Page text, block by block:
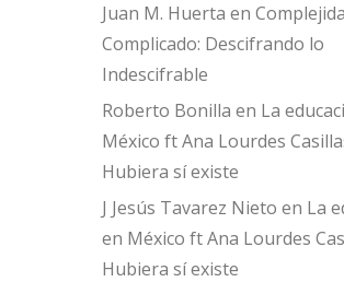
Juan M. Huerta en
Complicado: Descifrando lo
Indescifrable
Roberto Bonilla en La
México ft Ana Lourdes
Hubiera sí existe
J Jesús Tavarez Nieto en La
en México ft Ana Lourdes
Hubiera sí existe